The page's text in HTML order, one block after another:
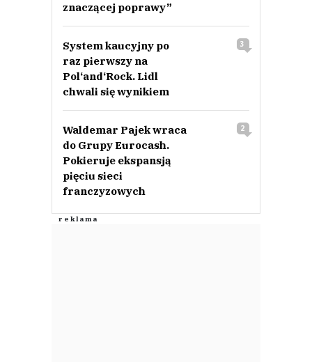
znaczącej poprawy”
System kaucyjny po
raz pierwszy na
Pol‘and‘Rock. Lidl
chwali się wynikiem
3
Waldemar Pajek wraca
do Grupy Eurocash.
Pokieruje ekspansją
pięciu sieci
franczyzowych
2